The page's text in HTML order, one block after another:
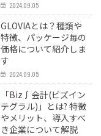
2024.09.05
GLOVIAとは？種類や
特徴、パッケージ毎の
価格について紹介しま
す
2024.09.05
「Biz∫会計(ビズイン
テグラル)」とは? 特徴
やメリット、導入すべ
き企業について解説